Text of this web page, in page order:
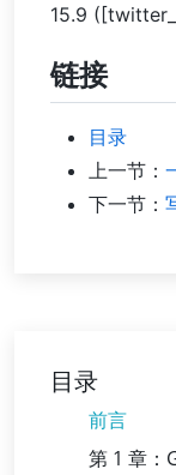
15.9
链接
目录
上一节：
下一节：
目录
前言
第 1 章：